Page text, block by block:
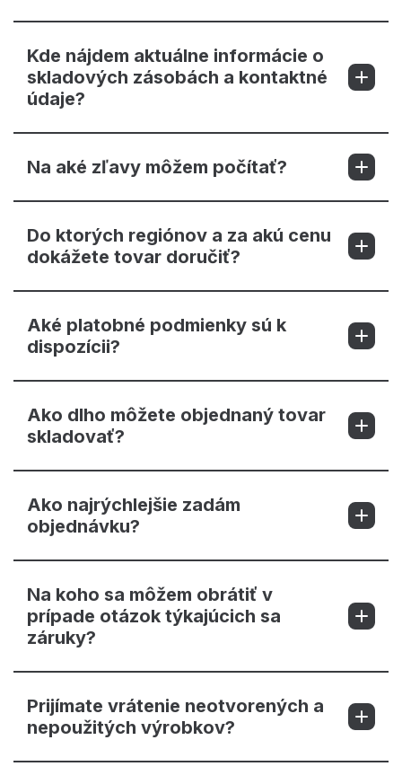
Kde nájdem aktuálne informácie o
skladových zásobách a kontaktné
údaje?
Na aké zľavy môžem počítať?
Do ktorých regiónov a za akú cenu
dokážete tovar doručiť?
Aké platobné podmienky sú k
dispozícii?
Ako dlho môžete objednaný tovar
skladovať?
Ako najrýchlejšie zadám
objednávku?
Na koho sa môžem obrátiť v
prípade otázok týkajúcich sa
záruky?
Prijímate vrátenie neotvorených a
nepoužitých výrobkov?